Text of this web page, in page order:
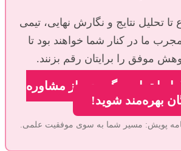
تحلیل نتایج و نگارش نهایی، تیمی
ما در کنار شما خواهند بود تا
موفق را برایتان رقم بزنند.
با ما تماس بگیرید و از مشاوره
بهره‌مند شوید!
پویش: مسیر شما به سوی موفقیت علمی.